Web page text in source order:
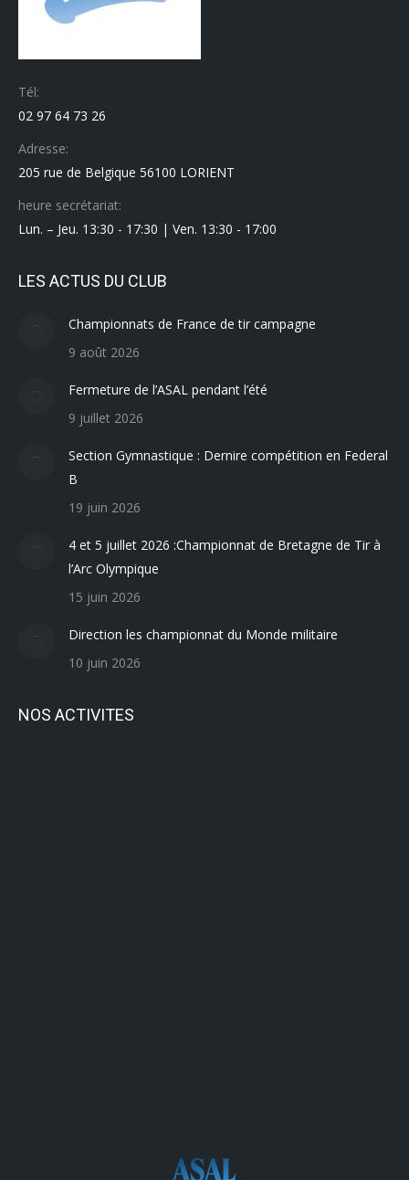
Tél:
02 97 64 73 26
Adresse:
205 rue de Belgique 56100 LORIENT
heure secrétariat:
Lun. – Jeu. 13:30 - 17:30 | Ven. 13:30 - 17:00
LES ACTUS DU CLUB
Championnats de France de tir campagne
9 août 2026
Fermeture de l’ASAL pendant l’été
9 juillet 2026
Section Gymnastique : Dernire compétition en Federal
B
19 juin 2026
4 et 5 juillet 2026 :Championnat de Bretagne de Tir à
l’Arc Olympique
15 juin 2026
Direction les championnat du Monde militaire
10 juin 2026
NOS ACTIVITES